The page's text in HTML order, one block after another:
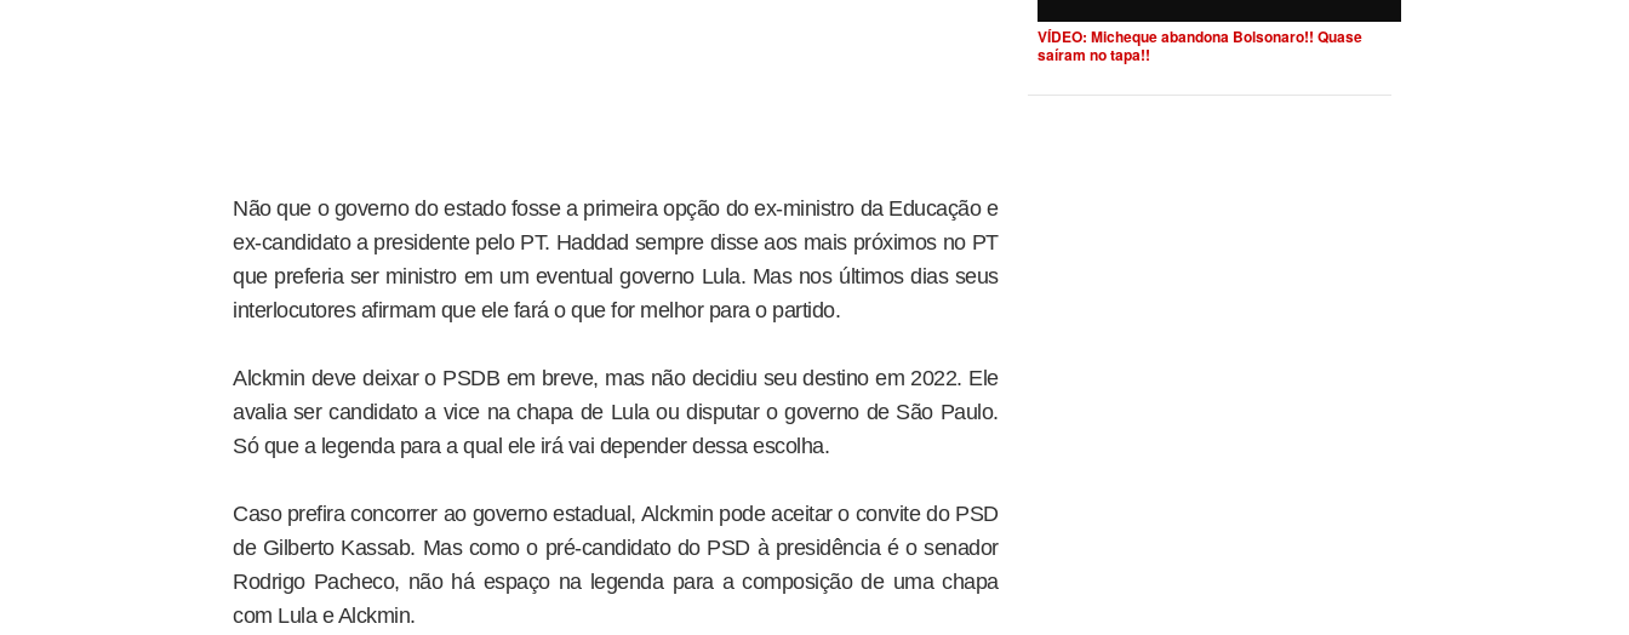
Não que o governo do estado fosse a primeira opção do ex-ministro da Educação e
ex-candidato a presidente pelo PT. Haddad sempre disse aos mais próximos no PT
que preferia ser ministro em um eventual governo Lula. Mas nos últimos dias seus
interlocutores afirmam que ele fará o que for melhor para o partido.
Alckmin deve deixar o PSDB em breve, mas não decidiu seu destino em 2022. Ele
avalia ser candidato a vice na chapa de Lula ou disputar o governo de São Paulo.
Só que a legenda para a qual ele irá vai depender dessa escolha.
Caso prefira concorrer ao governo estadual, Alckmin pode aceitar o convite do PSD
de Gilberto Kassab. Mas como o pré-candidato do PSD à presidência é o senador
Rodrigo Pacheco, não há espaço na legenda para a composição de uma chapa
com Lula e Alckmin.
VÍDEO: Micheque abandona Bolsonaro!! Quase
saíram no tapa!!